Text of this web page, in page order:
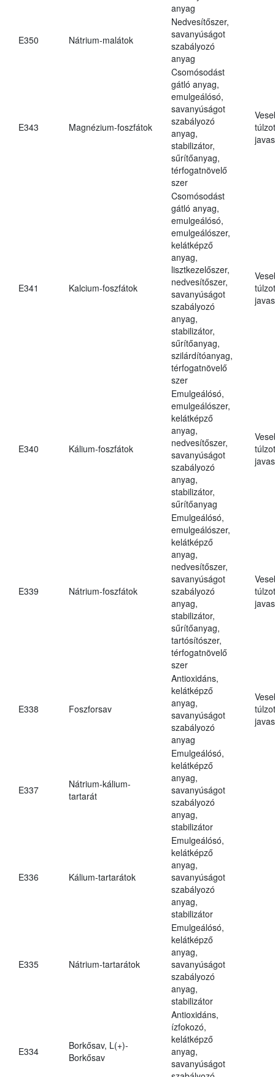
anyag
E350 Nátrium-malátok
Nedvesítőszer,
savanyúságot
szabályozó
anyag
E343 Magnézium-foszfátok
Csomósodást
gátló anyag,
emulgeálósó,
savanyúságot
szabályozó
anyag,
stabilizátor,
sűrítőanyag,
térfogatnövelő
szer
E341 Kalcium-foszfátok
Csomósodást
gátló anyag,
emulgeálósó,
emulgeálószer,
kelátképző
anyag,
lisztkezelőszer,
nedvesítőszer,
savanyúságot
szabályozó
anyag,
stabilizátor,
sűrítőanyag,
szilárdítóanyag,
térfogatnövelő
szer
E340 Kálium-foszfátok
Emulgeálósó,
emulgeálószer,
kelátképző
anyag,
nedvesítőszer,
savanyúságot
szabályozó
anyag,
stabilizátor,
sűrítőanyag
E339 Nátrium-foszfátok
Emulgeálósó,
emulgeálószer,
kelátképző
anyag,
nedvesítőszer,
savanyúságot
szabályozó
anyag,
stabilizátor,
sűrítőanyag,
tartósítószer,
térfogatnövelő
szer
E338 Foszforsav
Antioxidáns,
kelátképző
anyag,
savanyúságot
szabályozó
anyag
E337
Nátrium-kálium-
tartarát
Emulgeálósó,
kelátképző
anyag,
savanyúságot
szabályozó
anyag,
stabilizátor
E336 Kálium-tartarátok
Emulgeálósó,
kelátképző
anyag,
savanyúságot
szabályozó
anyag,
stabilizátor
E335 Nátrium-tartarátok
Emulgeálósó,
kelátképző
anyag,
savanyúságot
szabályozó
anyag,
stabilizátor
E334
Borkősav, L(+)-
Borkősav
Antioxidáns,
ízfokozó,
kelátképző
anyag,
savanyúságot